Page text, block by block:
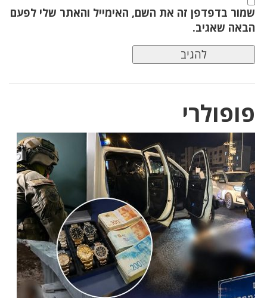
שמור בדפדפן זה את השם, האימייל והאתר שלי לפעם
הבאה שאגיב.
פופולרי